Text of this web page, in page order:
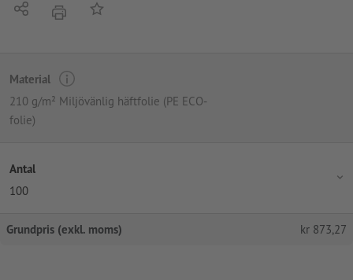
Dela erbjudandePå anteckningslistan
Material
210 g/m² Miljövänlig häftfolie (PE ECO-
folie)
Antal
100
Grundpris (exkl. moms) kr 873,27